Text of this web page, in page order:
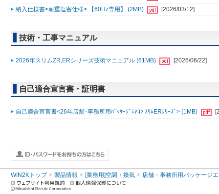
納入仕様書<耐重塩害仕様> 【60Hz専用】 (2MB)
[2026/03/12]
技術・工事マニュアル
2026年スリムZR,ERシリーズ技術マニュアル (61MB) [2026/06/22]
自己適合宣言書・証明書
自己適合宣言書<26年店舗･事務所用ﾊﾟｯｹｰｼﾞｴｱｺﾝ ｽﾘﾑERｼﾘｰｽﾞ> (1MB)
WIN2Kトップ 製品情報 [業務用]空調・換気 店舗・事務所用パッケージ